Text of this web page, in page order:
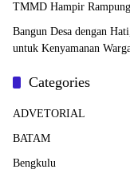
TMMD Hampir Rampung
Bangun Desa dengan
untuk Kenyamanan
Categories
ADVETORIAL
BATAM
Bengkulu